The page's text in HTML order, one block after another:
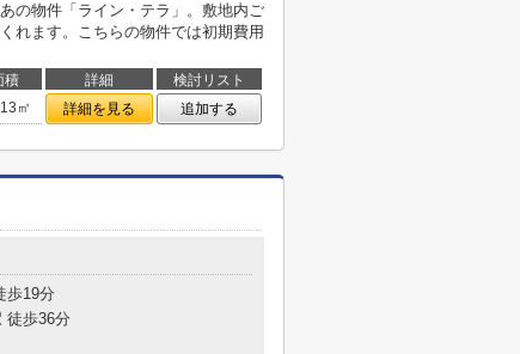
の物件「ライン・テラ」。敷地内ご
れます。こちらの物件では初期費用
積 詳細
検討リスト
㎡ 詳細を見る 追加する
歩19分
徒歩36分